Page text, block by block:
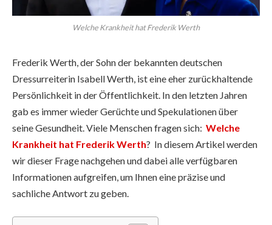
Welche Krankheit hat Frederik Werth
Frederik Werth, der Sohn der bekannten deutschen
Dressurreiterin Isabell Werth, ist eine eher zurückhaltende
Persönlichkeit in der Öffentlichkeit. In den letzten Jahren
gab es immer wieder Gerüchte und Spekulationen über
seine Gesundheit. Viele Menschen fragen sich: Welche
Krankheit hat Frederik Werth? In diesem Artikel werden
wir dieser Frage nachgehen und dabei alle verfügbaren
Informationen aufgreifen, um Ihnen eine präzise und
sachliche Antwort zu geben.